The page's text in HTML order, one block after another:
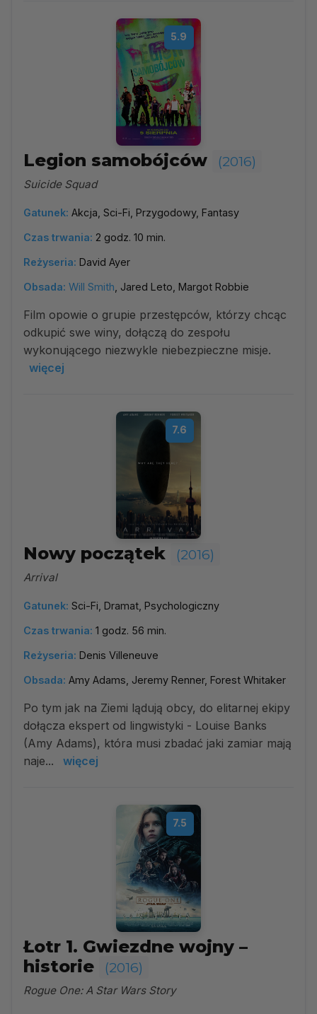
5.9
Legion samobójców (2016)
Suicide Squad
Gatunek: Akcja, Sci-Fi, Przygodowy, Fantasy
Czas trwania: 2 godz. 10 min.
Reżyseria: David Ayer
Obsada: Will Smith , Jared Leto, Margot Robbie
Film opowie o grupie przestępców, którzy chcąc
odkupić swe winy, dołączą do zespołu
wykonującego niezwykle niebezpieczne misje.
więcej
7.6
Nowy początek (2016)
Arrival
Gatunek: Sci-Fi, Dramat, Psychologiczny
Czas trwania: 1 godz. 56 min.
Reżyseria: Denis Villeneuve
Obsada: Amy Adams, Jeremy Renner, Forest Whitaker
Po tym jak na Ziemi lądują obcy, do elitarnej ekipy
dołącza ekspert od lingwistyki - Louise Banks
(Amy Adams), która musi zbadać jaki zamiar mają
naje...
więcej
7.5
Łotr 1. Gwiezdne wojny –
historie
(2016)
Rogue One: A Star Wars Story